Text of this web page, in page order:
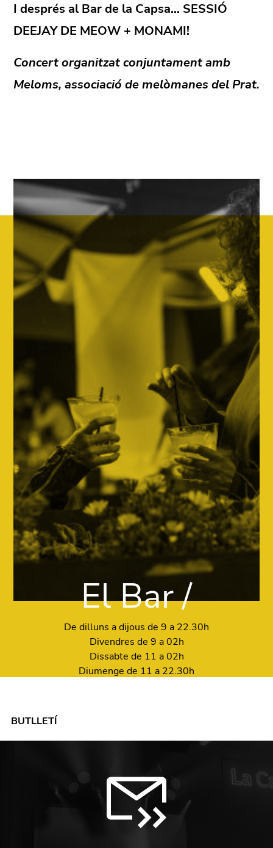
I després al Bar de la Capsa... SESSIÓ
DEEJAY DE MEOW + MONAMI!
Concert organitzat conjuntament amb
Meloms, associació de melòmanes del Prat.
El Bar /
De dilluns a dijous de 9 a 22.30h
Divendres de 9 a 02h
Dissabte de 11 a 02h
Diumenge de 11 a 22.30h
BUTLLETÍ